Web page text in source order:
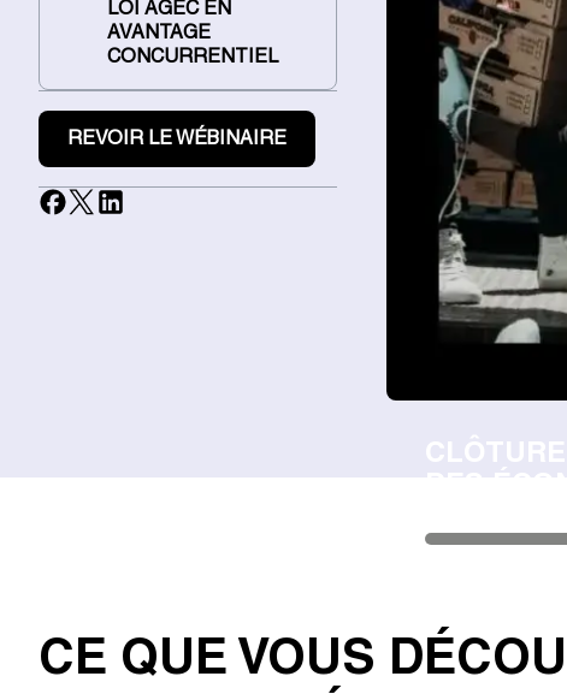
LOI AGEC EN
AVANTAGE
CONCURRENTIEL
REVOIR LE WÉBINAIRE
CE QUE VOUS